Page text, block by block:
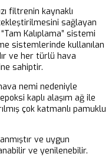
filtrenin kaynaklı
sağlayan
Kalıplama” sistemi
sistemlerinde kullanılan
ve her türlü hava
sahiptir.
nemi nedeniyle
kaplı alaşım ağ ile
çok katmanlı pamuklu
ve uygun
ve yenilenebilir.